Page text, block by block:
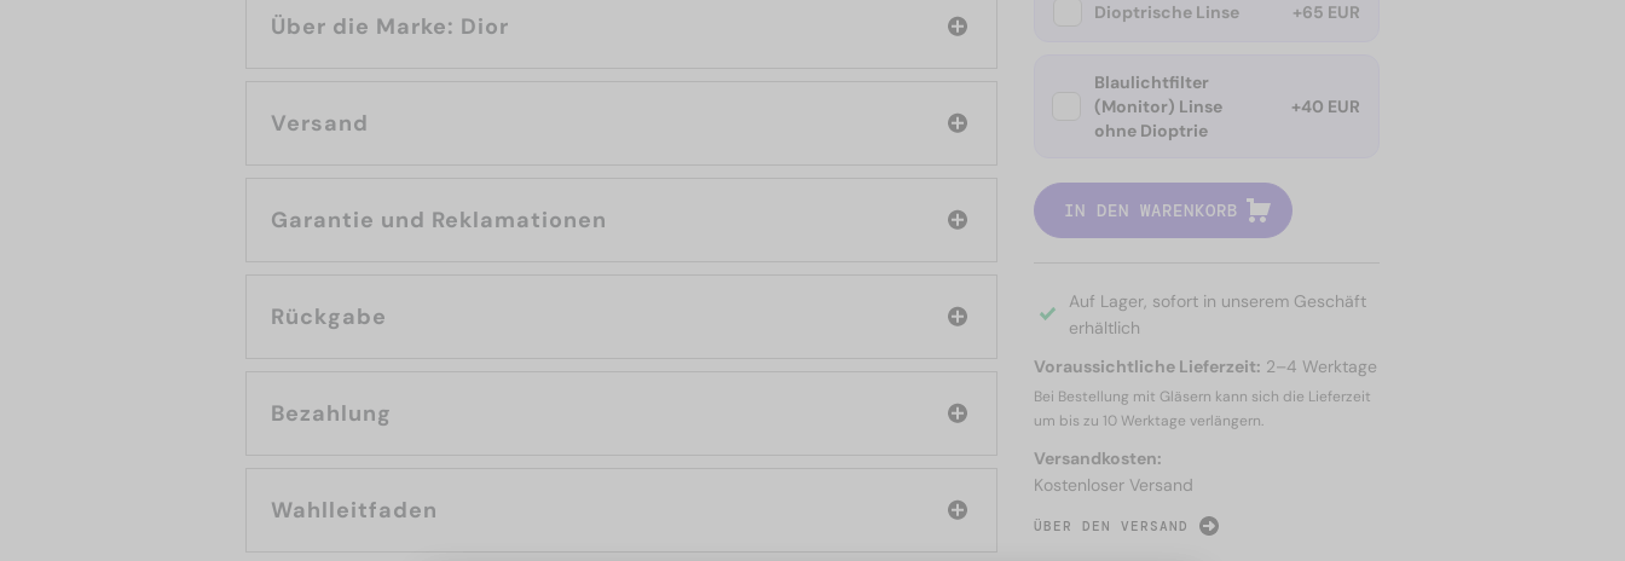
Über die Marke: Dior
Versand
Garantie und Reklamationen
Rückgabe
Bezahlung
Wahlleitfaden
Dioptrische Linse +65 EUR
Blaulichtfilter
(Monitor) Linse
ohne Dioptrie
+40 EUR
IN DEN WARENKORB
Auf Lager, sofort in unserem Geschäft
erhältlich
Voraussichtliche Lieferzeit: 2–4 Werktage
Bei Bestellung mit Gläsern kann sich die Lieferzeit
um bis zu 10 Werktage verlängern.
Versandkosten:
Kostenloser Versand
ÜBER DEN VERSAND